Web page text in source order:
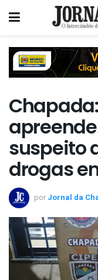
suspeito
drogas
por Jornal da